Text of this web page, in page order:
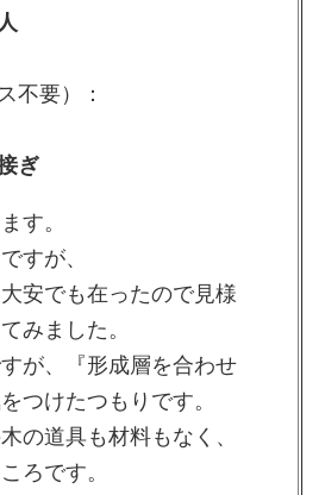
不要）：
ぎ
す。
すが、
安でも在ったので見様
みました。
が、『形成層を合わせ
つけたつもりです。
の道具も材料もなく、
ろです。